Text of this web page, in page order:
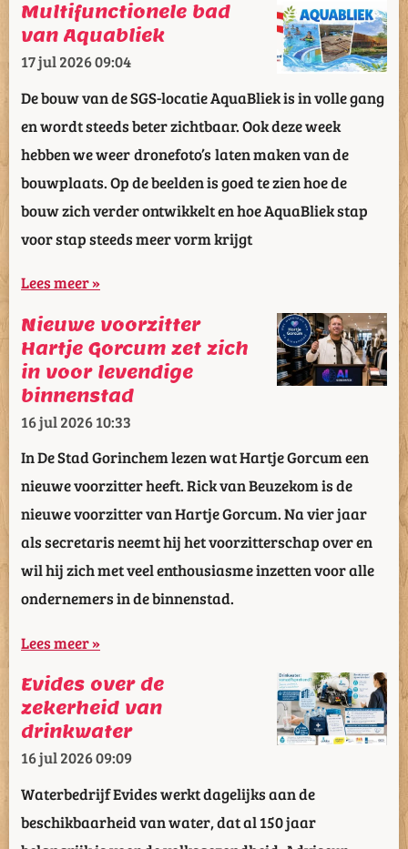
Multifunctionele bad
van Aquabliek
17 jul 202609:04
De bouw van de SGS-locatie AquaBliek is in volle gang
en wordt steeds beter zichtbaar. Ook deze week
hebben we weer dronefoto’s laten maken van de
bouwplaats. Op de beelden is goed te zien hoe de
bouw zich verder ontwikkelt en hoe AquaBliek stap
voor stap steeds meer vorm krijgt
Lees meer »
Nieuwe voorzitter
Hartje Gorcum zet zich
in voor levendige
binnenstad
16 jul 202610:33
In De Stad Gorinchem lezen wat Hartje Gorcum een
nieuwe voorzitter heeft. Rick van Beuzekom is de
nieuwe voorzitter van Hartje Gorcum. Na vier jaar
als secretaris neemt hij het voorzitterschap over en
wil hij zich met veel enthousiasme inzetten voor alle
ondernemers in de binnenstad.
Lees meer »
Evides over de
zekerheid van
drinkwater
16 jul 202609:09
Waterbedrijf Evides werkt dagelijks aan de
beschikbaarheid van water, dat al 150 jaar